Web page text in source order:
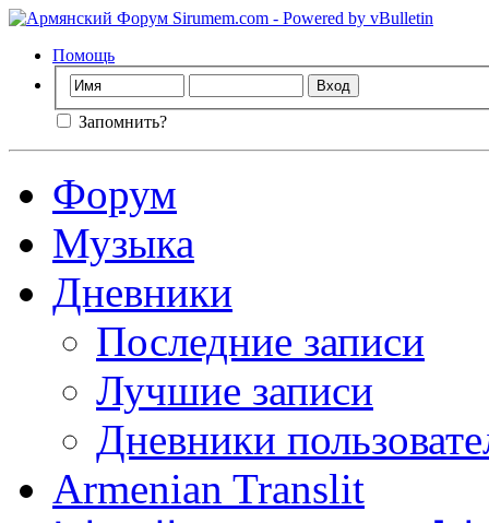
Помощь
Запомнить?
Форум
Музыка
Дневники
Последние записи
Лучшие записи
Дневники
Armenian Translit